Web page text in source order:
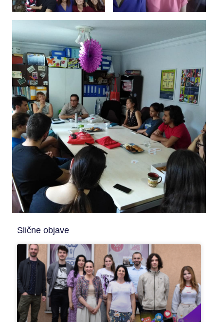
Slične objave